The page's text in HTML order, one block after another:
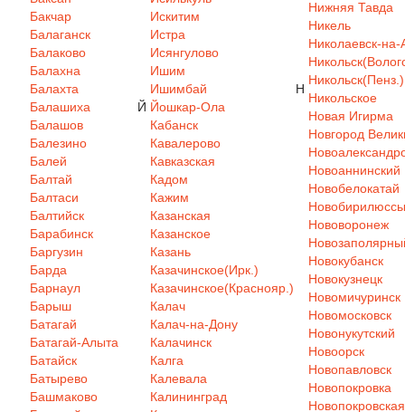
Бакчар
Балаганск
Балаково
Балахна
Балахта
Балашиха
Балашов
Балезино
Балей
Балтай
Балтаси
Балтийск
Барабинск
Баргузин
Барда
Барнаул
Барыш
Батагай
Батагай-Алыта
Батайск
Батырево
Башмаково
Искитим
Истра
Исянгулово
Ишим
Ишимбай
Й Йошкар-Ола
Кабанск
Кавалерово
Кавказская
Кадом
Кажим
Казанская
Казанское
Казань
Казачинское(Ирк.)
Казачинское(Краснояр.)
Калач
Калач-на-Дону
Калачинск
Калга
Калевала
Калининград
Н
Нижняя Тавда
Никель
Николаевск-
Никольск(Пенз.)
Никольское
Новая Игирма
Новгород
Новоаннинский
Новобелокатай
Новобирилюссы
Нововоронеж
Новокубанск
Новокузнецк
Новомичуринск
Новомосковск
Новонукутский
Новоорск
Новопавловск
Новопокровка
Новопокровская